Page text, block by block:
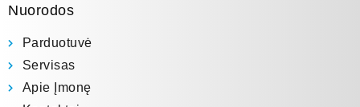
Nuorodos
Parduotuvė
Servisas
Apie Įmonę